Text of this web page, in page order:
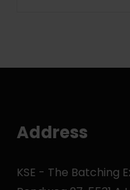
Address
KSE - The Batching